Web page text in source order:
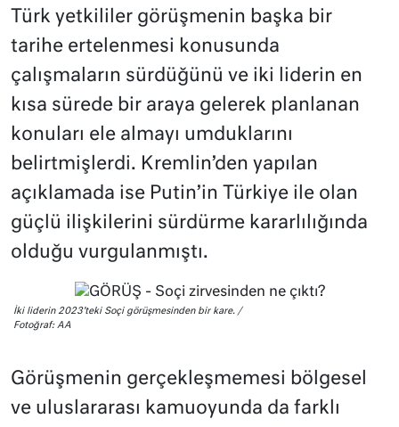
Türk yetkililer görüşmenin başka bir
tarihe ertelenmesi konusunda
çalışmaların sürdüğünü ve iki liderin en
kısa sürede bir araya gelerek planlanan
konuları ele almayı umduklarını
belirtmişlerdi. Kremlin’den yapılan
açıklamada ise Putin’in Türkiye ile olan
güçlü ilişkilerini sürdürme kararlılığında
olduğu vurgulanmıştı.
İki liderin 2023’teki Soçi görüşmesinden bir kare. /
Fotoğraf: AA
Görüşmenin gerçekleşmemesi bölgesel
ve uluslararası kamuoyunda da farklı